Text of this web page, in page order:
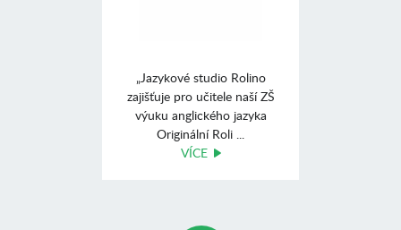
„Jazykové studio Rolino
zajišťuje pro učitele naší ZŠ
výuku anglického jazyka
Originální Roli ...
VÍCE